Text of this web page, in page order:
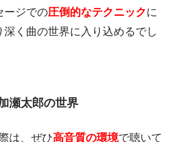
ージでの圧倒的なテクニックに
く曲の世界に入り込めるでし
瀬太郎の世界
は、ぜひ高音質の環境で聴いて